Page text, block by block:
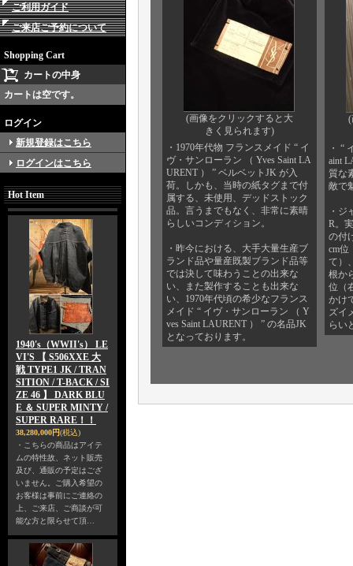
ご利用ガイド
ご来店ご予約について
Shopping Cart
カートの中身
カートは空です。
ログイン
新規登録はこちら
ログインはこちら
Hot Item
1940's（WWII's） LE
VI'S 【 S506XXE 大
戦 TYPE1 JK / TRAN
SITION / T-BACK / SI
ZE 46 】 DARK BLU
E ＆ SUPER MINTY /
SUPER RARE！！
38,280,000円(税込)
・こちらの商品はアイテ
ムの特性故、ネット販売
及び、通販の予定はござ
いません。ご購入希望の
お客様は事前にご連絡の
上、ご来店、ご商談が可
能な方と限らせて頂…
(画像をクリックすると大
きく見られます)
・1970年代物 フランスメイド “ イ
ヴ・サンローラン （ Yves Saint LA
URENT ） ” ベルベットJK が入
荷。しかも、当時の紙タグまで付
属する、未使用、デッドストック
品。言うまでもなく、非常に素晴
らしいコンディション。
・昨今における、大手大量生産ブ
ランド品や量産既製ブランド品等
では決して味わうことの出来な
い、また製作することも出来な
い、1970年代頃の希少なフランス
メイド “ イヴ・サンローラン （ Y
ves Saint LAURENT ） ” の名品JK
となっております。
(
・ “
aint
質な
敵で
・ジ
R。
の付
cm位
て）
根か
位（
かけ
ズイ
らい